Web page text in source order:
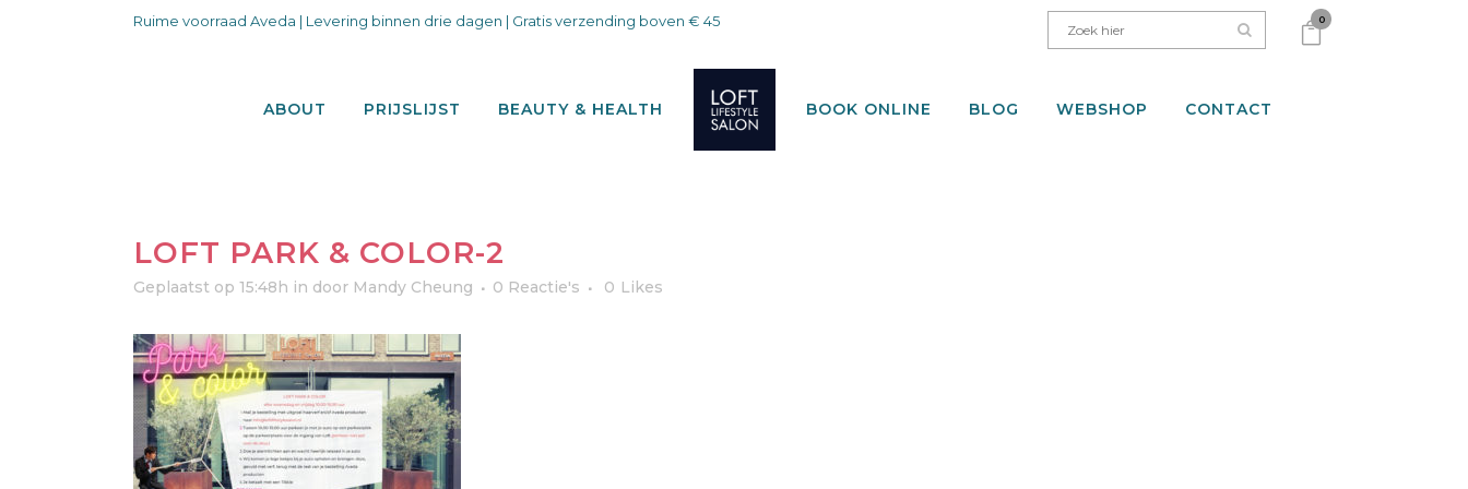
Ruime voorraad Aveda | Levering binnen drie dagen | Gratis verzending boven € 45 0
ABOUT PRIJSLIJST BEAUTY & HEALTH BOOK ONLINE BLOG WEBSHOP CONTACT
LOFT PARK & COLOR-2
Geplaatst op 15:48h in door Mandy Cheung 0 Reactie's 0 Likes